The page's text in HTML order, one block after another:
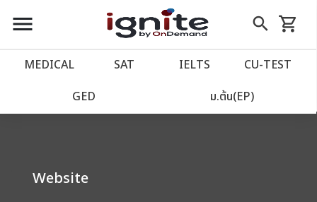
close
account_balance หน้าแรก
เว็บไซต์อิกไนท์
import_contacts วางแผนการเรียน
menu search
Skip
to
shopping_cart
รถเข็น
MEDICAL SAT IELTS CU‑TEST
GED ม.ต้น(EP)
We could not find anything for 80001863
Website